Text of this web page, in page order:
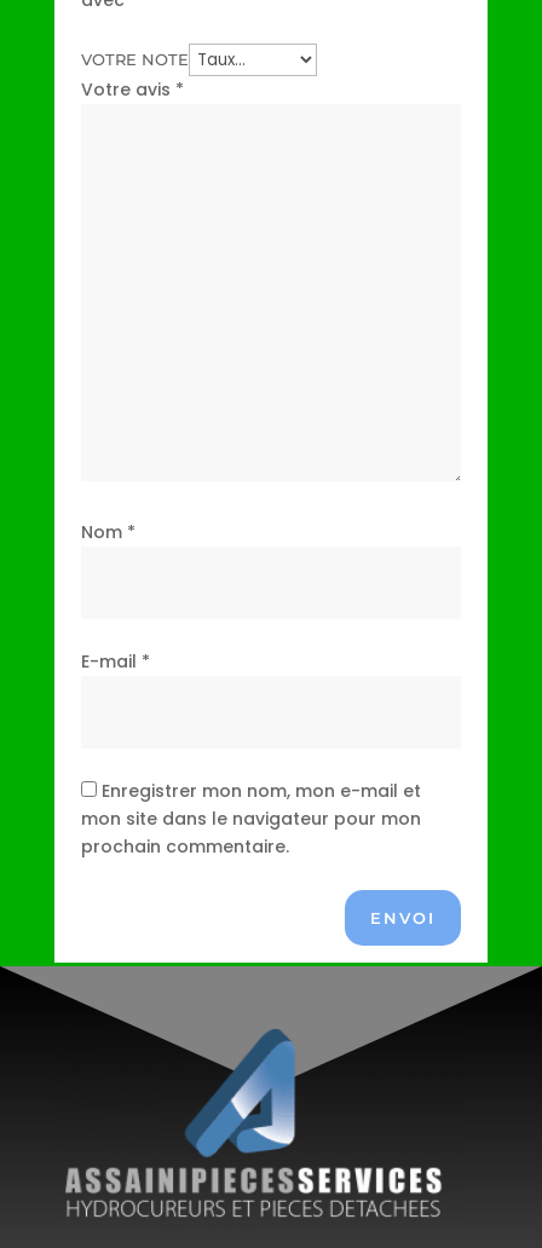
VOTRE NOTE
Votre avis *
Nom *
E-mail *
Enregistrer mon nom, mon e-mail et
mon site dans le navigateur pour mon
prochain commentaire.
ENVOI